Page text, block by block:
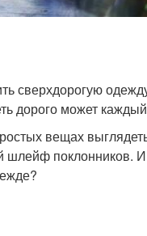
сверхдорогую
дорого может
вещах
шлейф поклонников.